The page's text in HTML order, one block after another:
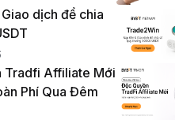
dịch để chia
Affiliate Mới
Phí Qua Đêm